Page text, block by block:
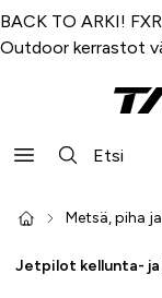
BACK TO ARKI!
Outdoor kerrastot
Metsä, piha
Jetpilot kellunta- ja